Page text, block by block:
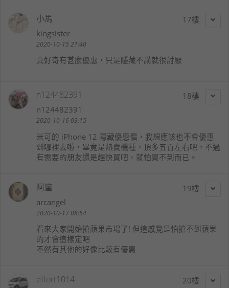
17
小馬
kingsister
2020-10-15 21:40
真好奇有甚麼優惠，只是隱藏不講就很討厭
18
n124482391
n124482391
2020-10-16 03:15
米可的 iPhone 12 隱藏優惠價，我想應該也不會優惠
到哪裡去啦，畢竟是熱賣機種，頂多五百左右吧，不過
有需要的朋友還是趕快買吧，就怕買不到而已。
19
阿蠻
arcangel
2020-10-17 08:54
看來大家開始搶蘋果市場了! 但這感覺是怕搶不到蘋果
的才會這樣定吧
不然有其他的好像比較有優惠
20
effort1014